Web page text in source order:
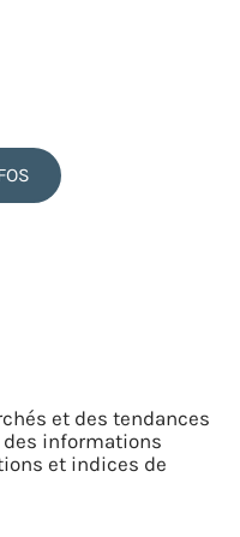
et des tendances
des informations
et indices de